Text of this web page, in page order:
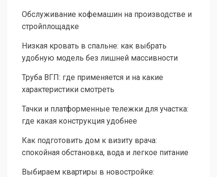
Обслуживание кофемашин на производстве и
стройплощадке
Низкая кровать в спальне: как выбрать
удобную модель без лишней массивности
Труба ВГП: где применяется и на какие
характеристики смотреть
Тачки и платформенные тележки для участка:
где какая конструкция удобнее
Как подготовить дом к визиту врача:
спокойная обстановка, вода и легкое питание
Выбираем квартиры в новостройке: